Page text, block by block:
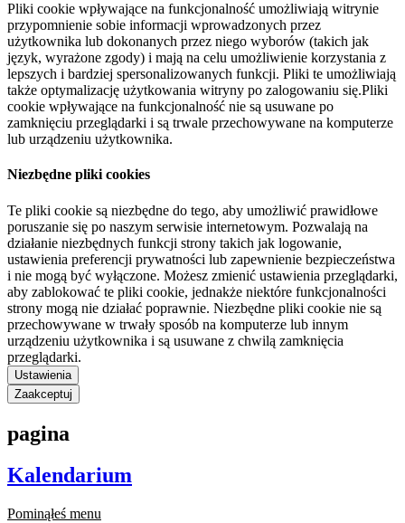
Pliki cookie wpływające na funkcjonalność umożliwiają witrynie
przypomnienie sobie informacji wprowadzonych przez
użytkownika lub dokonanych przez niego wyborów (takich jak
język, wyrażone zgody) i mają na celu umożliwienie korzystania z
lepszych i bardziej spersonalizowanych funkcji. Pliki te umożliwiają
także optymalizację użytkowania witryny po zalogowaniu się.Pliki
cookie wpływające na funkcjonalność nie są usuwane po
zamknięciu przeglądarki i są trwale przechowywane na komputerze
lub urządzeniu użytkownika.
Niezbędne pliki cookies
Te pliki cookie są niezbędne do tego, aby umożliwić prawidłowe
poruszanie się po naszym serwisie internetowym. Pozwalają na
działanie niezbędnych funkcji strony takich jak logowanie,
ustawienia preferencji prywatności lub zapewnienie bezpieczeństwa
i nie mogą być wyłączone. Możesz zmienić ustawienia przeglądarki,
aby zablokować te pliki cookie, jednakże niektóre funkcjonalności
strony mogą nie działać poprawnie. Niezbędne pliki cookie nie są
przechowywane w trwały sposób na komputerze lub innym
urządzeniu użytkownika i są usuwane z chwilą zamknięcia
przeglądarki.
Ustawienia
Zaakceptuj
pagina
Kalendarium
Pominąłeś menu